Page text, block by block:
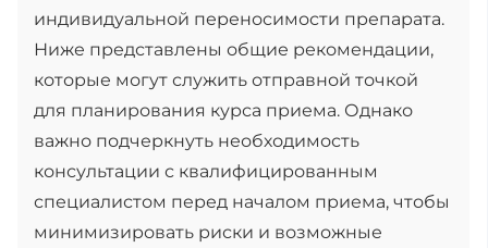
индивидуальной переносимости препарата.
Ниже представлены общие рекомендации,
которые могут служить отправной точкой
для планирования курса приема. Однако
важно подчеркнуть необходимость
консультации с квалифицированным
специалистом перед началом приема, чтобы
минимизировать риски и возможные